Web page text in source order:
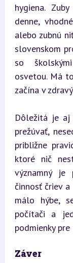
hygiena.
denne,
alebo zubnú
slovenskom
so
osvetou. Má
začína v
Dôležitá je aj
prežúvať,
približne
ktoré nič
významný je
činnosť čriev
málo hýbe,
počítači a
podmienky
Záver